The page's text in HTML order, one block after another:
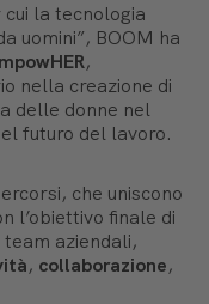
la tecnologia
uomini”, BOOM ha
,
nella creazione di
delle donne nel
futuro del lavoro.
che uniscono
l’obiettivo finale di
aziendali,
, collaborazione,